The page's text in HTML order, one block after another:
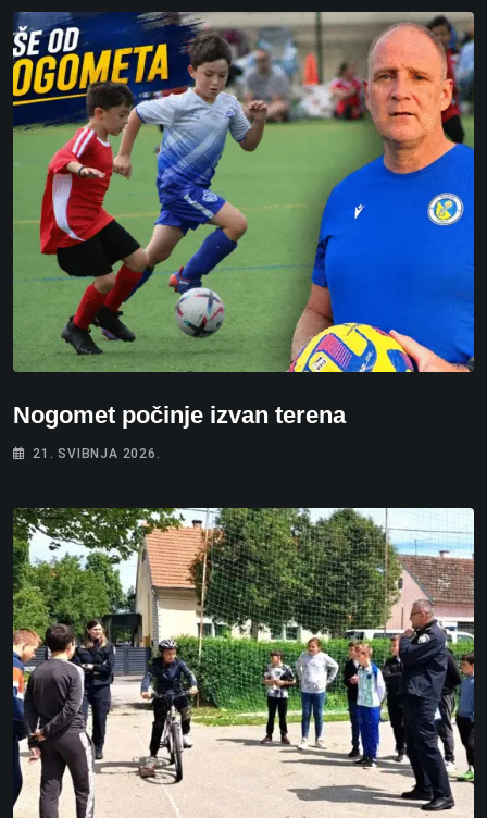
Nogomet počinje izvan terena
21. SVIBNJA 2026.